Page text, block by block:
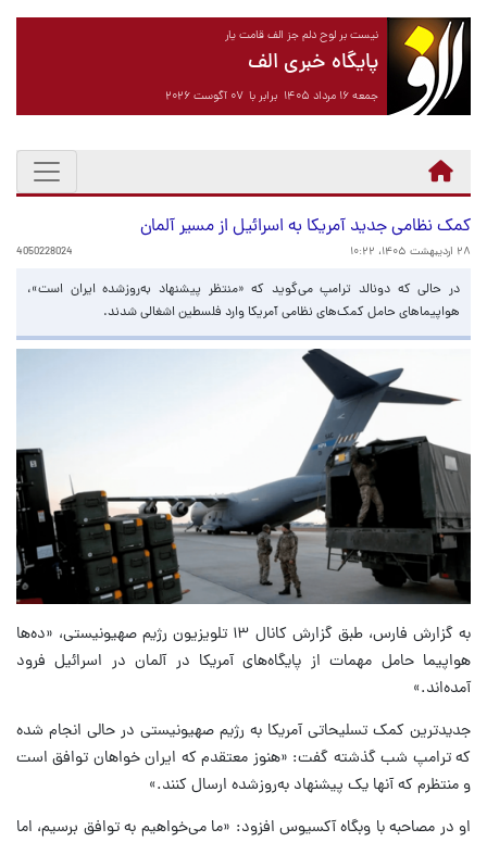
نیست بر لوح دلم جز الف قامت یار
پایگاه خبری الف
جمعه ۱۶ مرداد ۱۴۰۵ برابر با ۰۷ آگوست ۲۰۲۶
کمک‌ نظامی جدید آمریکا به اسرائیل از مسیر آلمان
۲۸ اردیبهشت ۱۴۰۵، ۱۰:۲۲ 4050228024
در حالی که دونالد ترامپ می‌گوید که «منتظر پیشنهاد به‌روزشده ایران است»،
هواپیماهای حامل کمک‌های نظامی آمریکا وارد فلسطین اشغالی شدند.
به گزارش فارس، طبق گزارش کانال ۱۳ تلویزیون رژیم صهیونیستی، «ده‌ها
هواپیما حامل مهمات از پایگاه‌های آمریکا در آلمان در اسرائیل فرود
آمده‌اند.»
جدیدترین کمک تسلیحاتی آمریکا به رژیم صهیونیستی در حالی انجام شده
که ترامپ شب گذشته گفت: «هنوز معتقدم که ایران خواهان توافق است
و منتظرم که آنها یک پیشنهاد به‌روزشده ارسال کنند.»
او در مصاحبه با وبگاه آکسیوس افزود: «ما می‌خواهیم به توافق برسیم، اما